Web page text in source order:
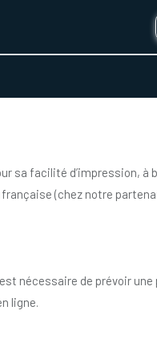
sa facilité d’impression, à
(chez notre
nécessaire de prévoir une
ligne.